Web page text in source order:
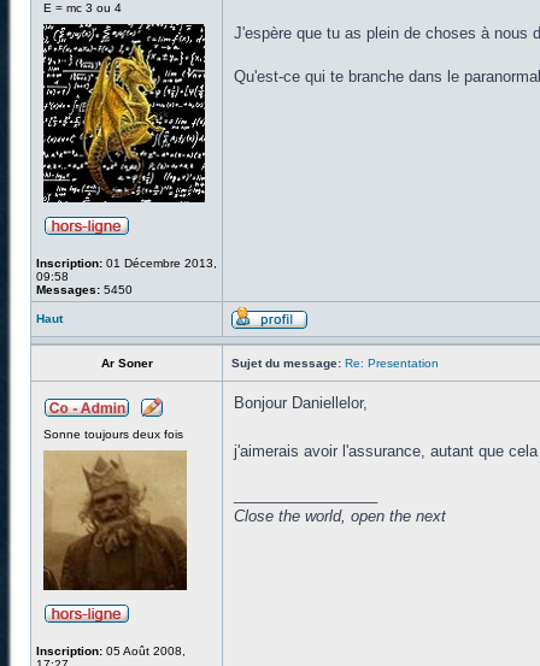
E = mc 3 ou 4
Inscription: 01 Décembre 2013,
09:58
Messages: 5450
J'espère que tu as plein de choses à nous
Qu'est-ce qui te branche dans le
Haut
Ar Soner Sujet du message: Re: Presentation
Sonne toujours deux fois
Inscription: 05 Août 2008,
Bonjour Daniellelor,
j'aimerais avoir l'assurance, autant que
Close the world, open the next